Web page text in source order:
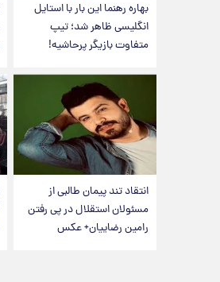
بهاره رهنما این بار با استایل
انگلیسی ظاهر شد؛ تیپ
متفاوت بازیگر پرحاشیه!
انتقاد تند پیمان طالبی از
مسئولان استقلال در پی رفتن
رامین رضاییان+ عکس